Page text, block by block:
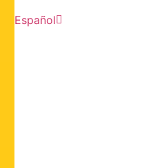
Español